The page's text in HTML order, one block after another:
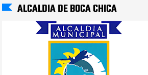
ALCALDIA DE BOCA CHICA